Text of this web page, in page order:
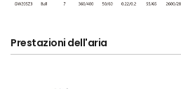
Prestazioni dell'aria